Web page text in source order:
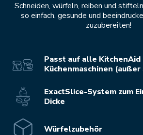
Schneiden, würfeln, reiben und
so einfach, gesunde und
zuzubereiten!
Passt auf alle KitchenAid
Küchenmaschinen (außer
ExactSlice-System zum
Dicke
Würfelzubehör